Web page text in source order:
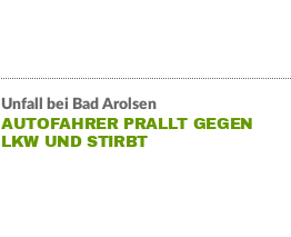
Unfall bei Bad Arolsen
AUTOFAHRER PRALLT GEGEN
LKW UND STIRBT